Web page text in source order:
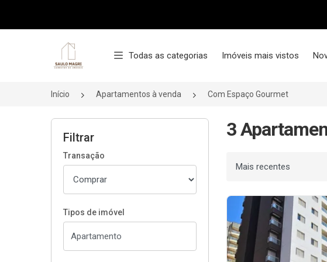
Página inicial
Todas as categorias Imóveis mais vistos
Início Apartamentos à venda Com Espaço Gourmet
Filtrar
Transação
Tipos de imóvel
3
Ordenar por